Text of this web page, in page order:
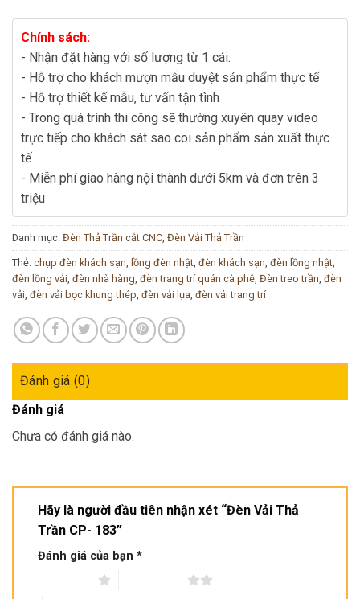
Chính sách:
- Nhận đặt hàng với số lượng từ 1 cái.
- Hỗ trợ cho khách mượn mẫu duyệt sản phẩm thực tế
- Hỗ trợ thiết kế mẫu, tư vấn tận tình
- Trong quá trình thi công sẽ thường xuyên quay video
trực tiếp cho khách sát sao coi sản phẩm sản xuất thực
tế
- Miễn phí giao hàng nội thành dưới 5km và đơn trên 3
triệu
Danh mục: Đèn Thả Trần cắt CNC Đèn Vải Thả Trần
Thẻ: chụp đèn khách sạn lồng đèn nhật đèn khách sạn đèn lồng nhật
đèn lồng vải đèn nhà hàng đèn trang trí quán cà phê Đèn treo trần đèn
vải đèn vải bọc khung thép đèn vải lụa đèn vải trang trí
Đánh giá (0)
Đánh giá
Chưa có đánh giá nào.
Hãy là người đầu tiên nhận xét “Đèn Vải Thả
Trần CP- 183”
Đánh giá của bạn *